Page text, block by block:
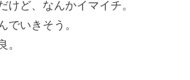
けど、なんかイマイチ。
でいきそう。
。